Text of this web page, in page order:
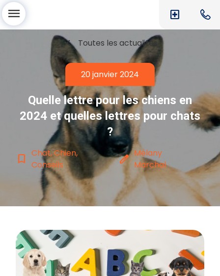
local_hospital
menu
chevron_left Toutes les actualités
20 janvier 2024
Quelle lettre pour les chiens en
2024 et quelles lettres pour chats
?
bookmark_border Chat, Chien,
Conseils
edit Mélany
Marchal